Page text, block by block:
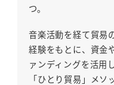
つ。
音楽活動を経て貿易
経験をもとに、資金
ァンディングを活用
「ひとり貿易」メソ